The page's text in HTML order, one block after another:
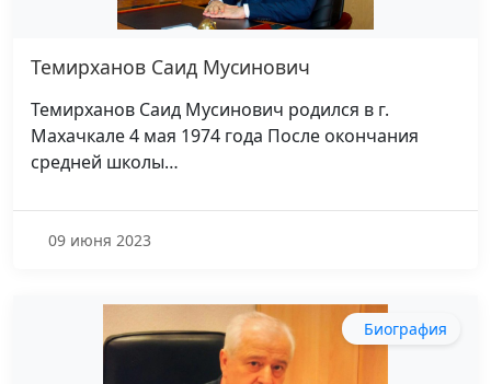
Темирханов Саид Мусинович
Темирханов Саид Мусинович родился в г.
Махачкале 4 мая 1974 года После окончания
средней школы…
09 июня 2023
Биография